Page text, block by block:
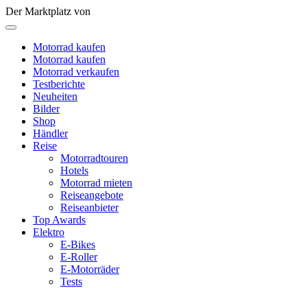
Der Marktplatz von
Motorrad kaufen
Motorrad kaufen
Motorrad verkaufen
Testberichte
Neuheiten
Bilder
Shop
Händler
Reise
Motorradtouren
Hotels
Motorrad mieten
Reiseangebote
Reiseanbieter
Top Awards
Elektro
E-Bikes
E-Roller
E-Motorräder
Tests